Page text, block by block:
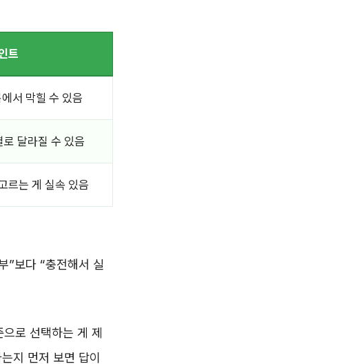
트
서 막힐 수 있음
달라질 수 있음
르는 게 실속 있음
”보다 “충전해서 실
로 선택하는 게 제
지 먼저 보면 답이